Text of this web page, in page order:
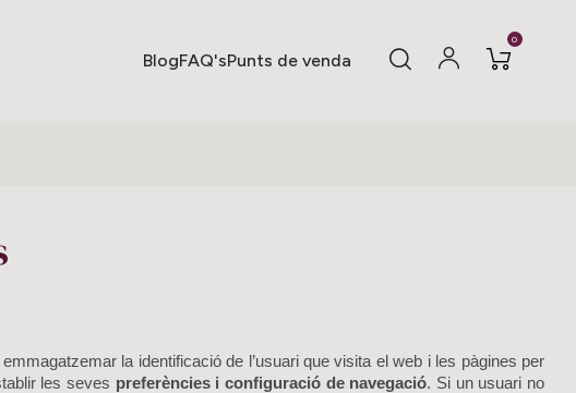
BlogFAQ'sPunts de venda
0
la identificació de l’usuari que visita el web i les pàgines per
les seves preferències i configuració de navegació. Si un usuari no